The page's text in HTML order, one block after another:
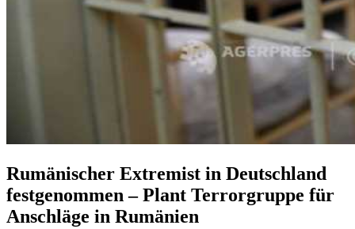
Rumänischer Extremist in Deutschland
festgenommen – Plant Terrorgruppe für
Anschläge in Rumänien